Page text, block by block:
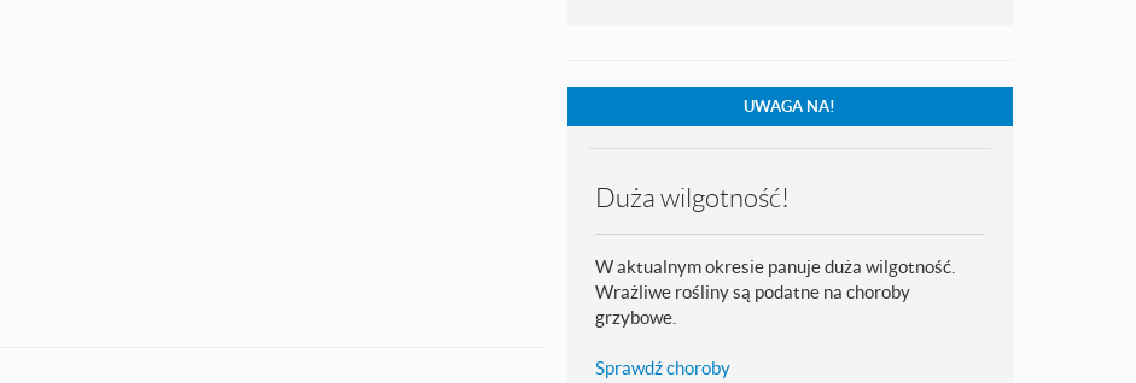
UWAGA NA!
Duża wilgotność!
W aktualnym okresie panuje duża wilgotność.
Wrażliwe rośliny są podatne na choroby
grzybowe.
Sprawdź choroby